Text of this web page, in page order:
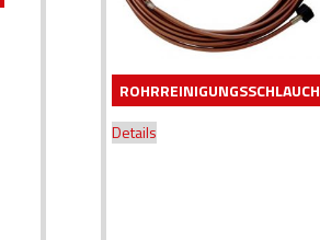
ROHRREINIGUNGSSCHLAUCH
Details